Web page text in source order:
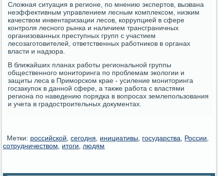
Сложная ситуация в регионе, по мнению экспертов, вызвана
неэффективным управлением лесным комплексом, низким
качеством инвентаризации лесов, коррупцией в сфере
контроля лесного рынка и наличием трансграничных
организованных преступных групп с участием
лесозаготовителей, ответственных работников в органах
власти и надзора.
В ближайших планах работы региональной группы
общественного мониторинга по проблемам экологии и
защиты леса в Приморском крае - усиление мониторинга
госзакупок в данной сфере, а также работа с властями
региона по наведению порядка в вопросах землепользования
и учета в градостроительных документах.
Метки: российской ,сегодня инициативы государства России
сотрудничеством
итоги людям